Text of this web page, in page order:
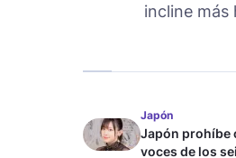
incline más
Japón
Japón prohíbe
voces de los